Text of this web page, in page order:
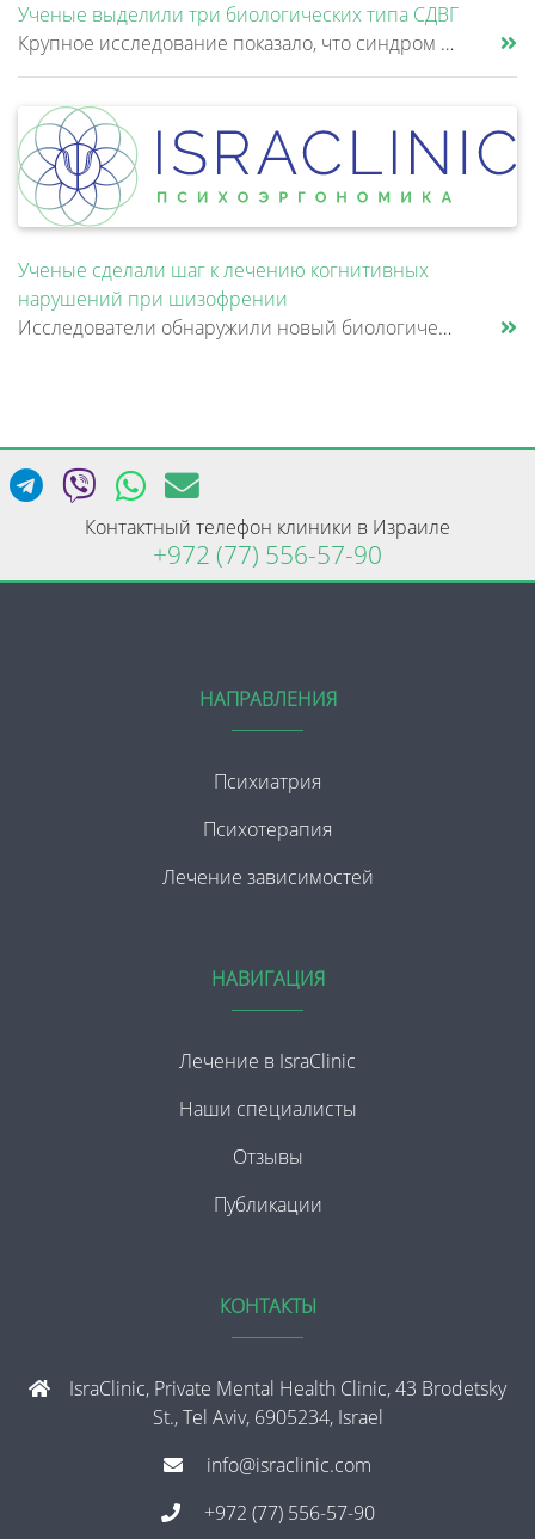
Ученые выделили три биологических типа СДВГ
Крупное исследование показало, что синдром дефицита внимания и гиперактивности (СДВГ) может включать не два, а три биоло......
Ученые сделали шаг к лечению когнитивных
нарушений при шизофрении
Исследователи обнаружили новый биологический механизм, который может быть связан с нарушением памяти и внимания при шизо......
Контактный телефон клиники в Израиле
+972 (77) 556-57-90
НАПРАВЛЕНИЯ
Психиатрия
Психотерапия
Лечение зависимостей
НАВИГАЦИЯ
Лечение в IsraClinic
Наши специалисты
Отзывы
Публикации
КОНТАКТЫ
IsraClinic, Private Mental Health Clinic, 43 Brodetsky
St., Tel Aviv, 6905234, Israel
info@israclinic.com
+972 (77) 556-57-90